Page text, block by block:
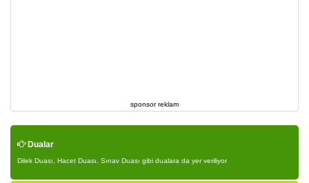
sponsor reklam
Dualar
Dilek Duası, Hacet Duası, Sınav Duası gibi dualara da yer veriliyor